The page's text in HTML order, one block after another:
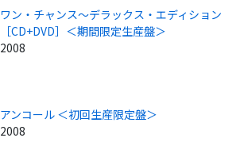
ワン・チャンス～デラックス・エディション
［CD+DVD］＜期間限定生産盤＞
2008
アンコール ＜初回生産限定盤＞
2008